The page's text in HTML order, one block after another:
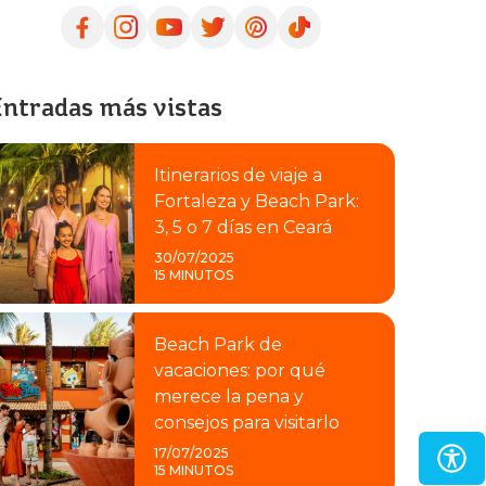
más vistas
Itinerarios de viaje a
Fortaleza y Beach Park:
3, 5 o 7 días en Ceará
30/07/2025
15 MINUTOS
Beach Park de
vacaciones: por qué
merece la pena y
consejos para visitarlo
17/07/2025
15 MINUTOS